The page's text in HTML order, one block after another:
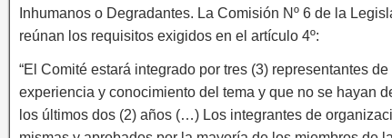
Inhumanos o Degradantes. La Comisión Nº 6 de la
reúnan los requisitos exigidos en el artículo 4º:
“El Comité estará integrado por tres (3) representantes
experiencia y conocimiento del tema y que no se hayan
los últimos dos (2) años (…) Los integrantes de